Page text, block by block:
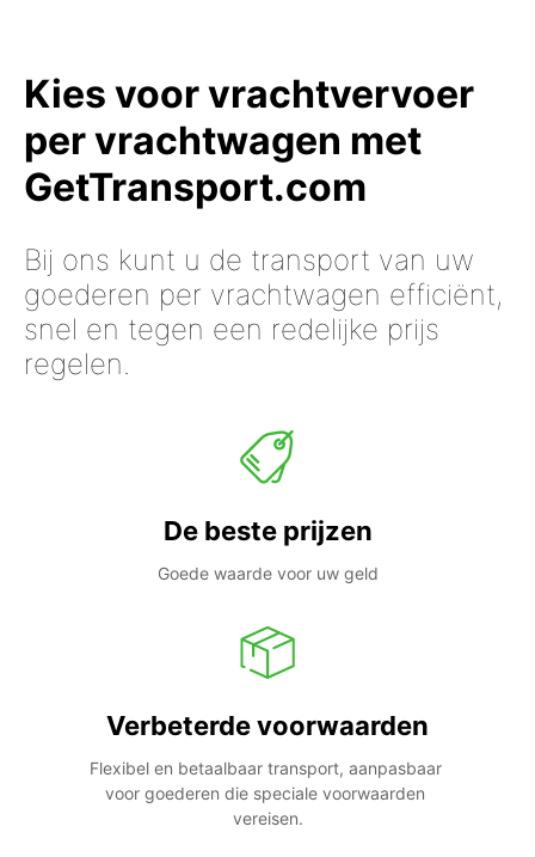
Kies voor vrachtvervoer
per vrachtwagen met
GetTransport.com
Bij ons kunt u de transport van uw
goederen per vrachtwagen efficiënt,
snel en tegen een redelijke prijs
regelen.
De beste prijzen
Goede waarde voor uw geld
Verbeterde voorwaarden
Flexibel en betaalbaar transport, aanpasbaar
voor goederen die speciale voorwaarden
vereisen.